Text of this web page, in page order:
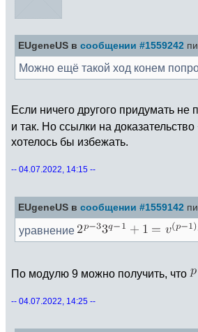
EUgeneUS в сообщении #1559242
Можно ещё такой ход конем
Если ничего другого придумать не
и так. Но ссылки на доказательство
хотелось бы избежать.
-- 04.07.2022, 14:15 --
EUgeneUS в сообщении #1559142
уравнение
По модулю 9 можно получить, что
-- 04.07.2022, 14:25 --